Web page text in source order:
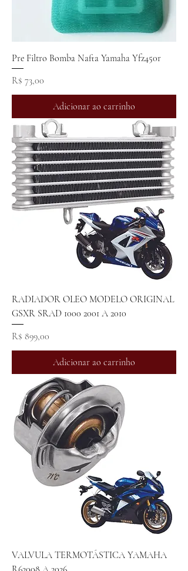
Pre Filtro Bomba Nafta Yamaha Yfz450r
Preço
R$ 73,00
Adicionar ao carrinho
RADIADOR OLEO MODELO ORIGINAL
GSXR SRAD 1000 2001 A 2010
Preço
R$ 899,00
Adicionar ao carrinho
VALVULA TERMOTÁSTICA YAMAHA